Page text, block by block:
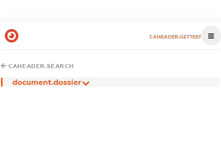
CAHEADER.GETTEST
CAHEADER.SEARCH
document.dossier